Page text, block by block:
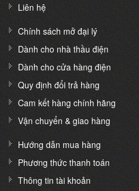
Liên hệ
Chính sách mở đại lý
Dành cho nhà thầu điện
Dành cho cửa hàng điện
Quy định đổi trả hàng
Cam kết hàng chính hãng
Vận chuyển & giao hàng
Hướng dẫn mua hàng
Phương thức thanh toán
Thông tin tài khoản